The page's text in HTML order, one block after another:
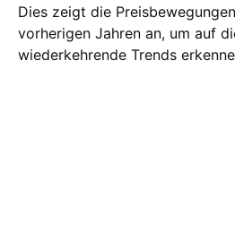
Dies zeigt die
vorherigen Jahren an, um auf
wiederkehrende Trends